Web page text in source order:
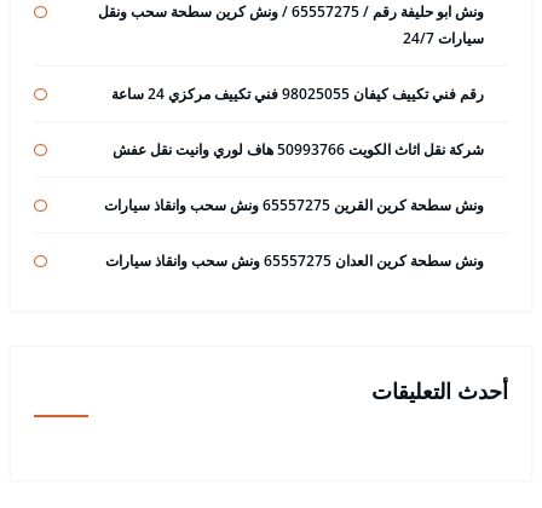
ونش ابو حليفة رقم / 65557275 / ونش كرين سطحة سحب ونقل
سيارات 24/7
رقم فني تكييف كيفان 98025055 فني تكييف مركزي 24 ساعة
شركة نقل اثاث الكويت 50993766 هاف لوري وانيت نقل عفش
ونش سطحة كرين القرين 65557275 ونش سحب وانقاذ سيارات
ونش سطحة كرين العدان 65557275 ونش سحب وانقاذ سيارات
أحدث التعليقات